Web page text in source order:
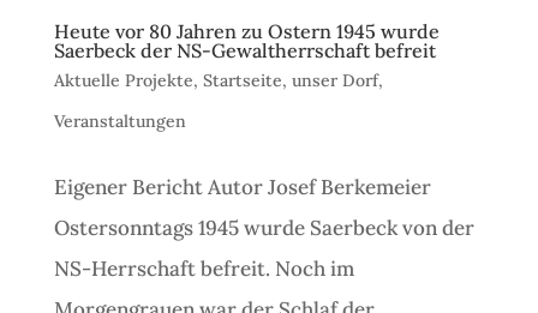
Heute vor 80 Jahren zu Ostern 1945 wurde
Saerbeck der NS-Gewaltherrschaft befreit
Aktuelle Projekte, Startseite, unser Dorf,
Veranstaltungen
Eigener Bericht Autor Josef Berkemeier
Ostersonntags 1945 wurde Saerbeck von der
NS-Herrschaft befreit. Noch im